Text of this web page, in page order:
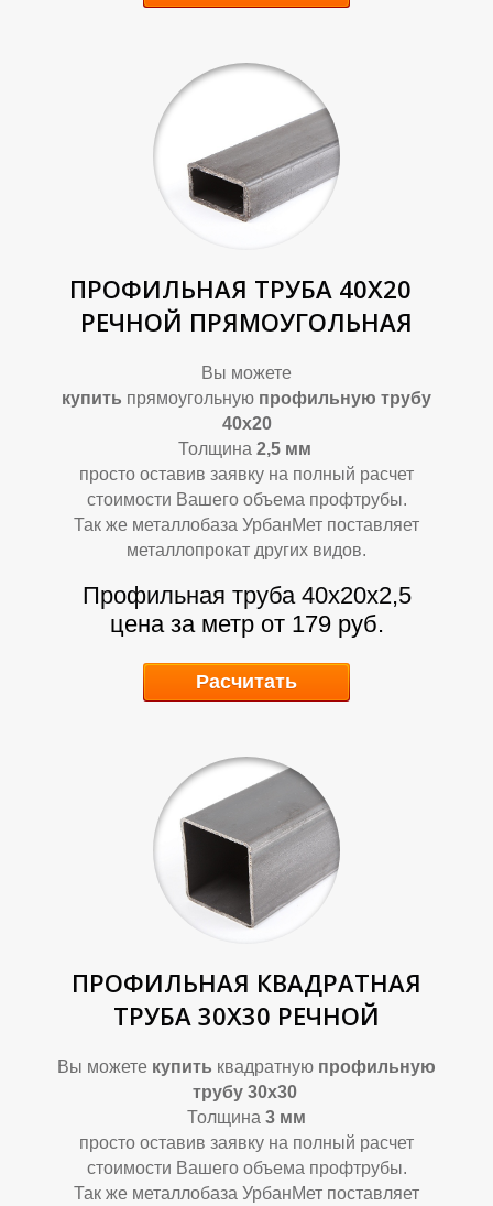
Т
А
ПРОФИЛЬНАЯ ТРУБА 40Х20
РЕЧНОЙ ПРЯМОУГОЛЬНАЯ
Вы можете
купить прямоугольную профильную трубу
40х20
Толщина 2,5мм
просто оставив заявку на полный расчет
стоимости Вашего объема профтрубы.
Так же металлобаза УрбанМет поставляет
металлопрокат других видов.
Профильная труба 40х20х2,5
цена за метр от 179 руб.
Расчитать
ПРОФИЛЬНАЯ КВАДРАТНАЯ
ТРУБА 30Х30 РЕЧНОЙ
Вы можете купить квадратную профильную
трубу 30х30
Толщина 3 мм
просто оставив заявку на полный расчет
стоимости Вашего объема профтрубы.
Так же металлобаза УрбанМет поставляет
Т
А